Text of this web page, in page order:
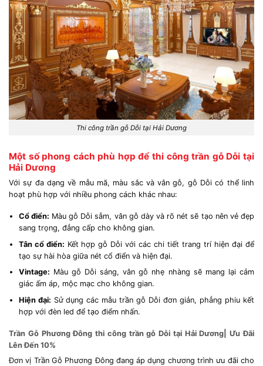
Thi công trần gỗ Dỗi tại Hải Dương
Một số phong cách phù hợp để thi công trần gỗ Dỗi tại
Hải Dương
Với sự đa dạng về mẫu mã, màu sắc và vân gỗ, gỗ Dỗi có thể linh
hoạt phù hợp với nhiều phong cách khác nhau:
Cổ điển: Màu gỗ Dỗi sẫm, vân gỗ dày và rõ nét sẽ tạo nên vẻ đẹp
sang trọng, đẳng cấp cho không gian.
Tân cổ điển: Kết hợp gỗ Dỗi với các chi tiết trang trí hiện đại để
tạo sự hài hòa giữa nét cổ điển và hiện đại.
Vintage: Màu gỗ Dỗi sáng, vân gỗ nhẹ nhàng sẽ mang lại cảm
giác ấm áp, mộc mạc cho không gian.
Hiện đại: Sử dụng các mẫu trần gỗ Dỗi đơn giản, phẳng phiu kết
hợp với đèn led để tạo điểm nhấn.
Trần Gỗ Phương Đông thi công trần gỗ Dỗi tại Hải Dương| Ưu Đãi
Lên Đến 10%
Đơn vị Trần Gỗ Phương Đông đang áp dụng chương trình ưu đãi cho